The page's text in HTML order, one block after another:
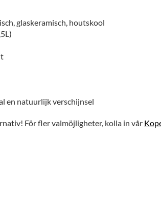
glaskeramisch, houtskool
en natuurlijk verschijnsel
För fler valmöjligheter, kolla in vår